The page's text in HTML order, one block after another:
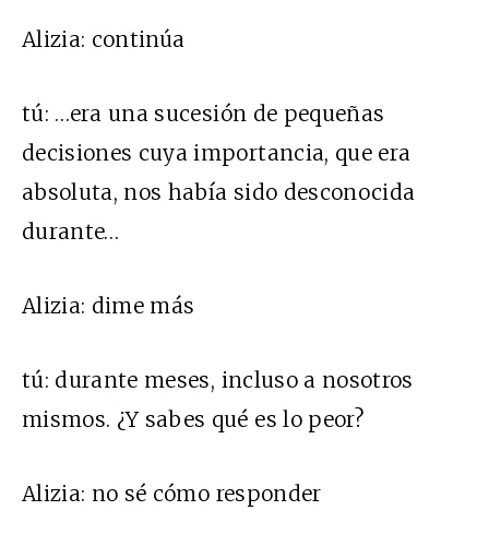
Alizia: continúa
tú: …era una sucesión de pequeñas
decisiones cuya importancia, que era
absoluta, nos había sido desconocida
durante…
Alizia: dime más
tú: durante meses, incluso a nosotros
mismos. ¿Y sabes qué es lo peor?
Alizia: no sé cómo responder